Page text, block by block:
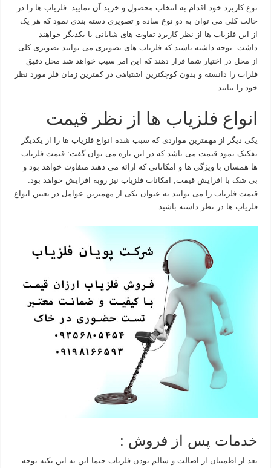
نوع کاربرد خود اقدام به انتخاب محصول و خرید آن نمایید. فلزیاب ها را در
حالت کلی می توان به دو نوع ساده و تصویری دسته بندی نمود که هر یک
از این فلزیاب ها از نظر کاربرد تفاوت های شایانی با یکدیگر خواهند
داشت. توجه داشته باشید که فلزیاب های تصویری می توانند تصویری کلی
از محل در اختیار شما قرار دهند که این امر سبب خواهد شد محل دقیق
فلزات را دانسته و بدون کوچکترین اشتباهی در کمترین زمان فلز مورد نظر
خود را بیابید.
انواع فلزیاب ها از نظر قیمت
یکی دیگر از مهمترین مواردی که سبب شده انواع فلزیاب ها را از یکدیگر
تفکیک نمود قیمت می باشد که در این باره می توان گفت: قیمت فلزیاب
ها همسان با ویژگی ها و امکاناتی که ارائه می دهند متفاوت خواهد بود و
بی شک با افزایش قیمت, امکانات فلزیاب نیز روبه افزایش خواهد بود.
قیمت فلزیاب را می توانید به عنوان یکی از مهمترین عوامل در تعیین انواع
فلزیاب ها در نظر داشته باشید.
خدمات پس از فروش :
بعد از اطمینان از اصالت و سالم بودن فلزیاب حتما این به این نکته توجه